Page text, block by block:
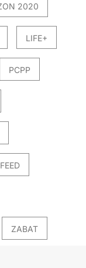
2020
LIFE+
PCPP
ZABAT